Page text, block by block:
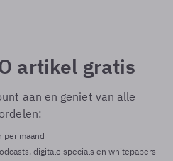
artikel gratis
aan en geniet van alle
per maand
digitale specials en whitepapers